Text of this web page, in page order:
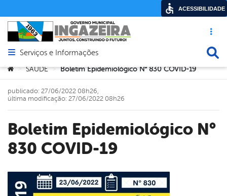
Acesso
Abrir menu principal de navegação
Serviços e Informações
Você está aqui:
> SAÚDE > Boletim Epidemiológico N° 830 COVID-19
Boletim Epidemiológico N°
830 COVID-19
publicado: 27/06/2022 08h26,
última modificação: 27/06/2022 08h26
ACESSIBILIDADE